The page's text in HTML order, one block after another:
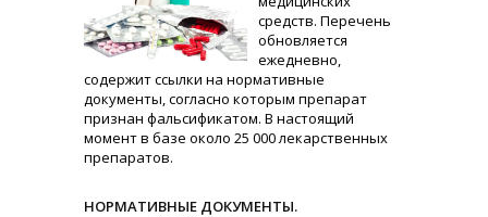
средств. Перечень
обновляется
ежедневно,
содержит ссылки на нормативные
документы, согласно которым препарат
признан фальсификатом. В настоящий
момент в базе около 25 000 лекарственных
препаратов.
НОРМАТИВНЫЕ ДОКУМЕНТЫ.